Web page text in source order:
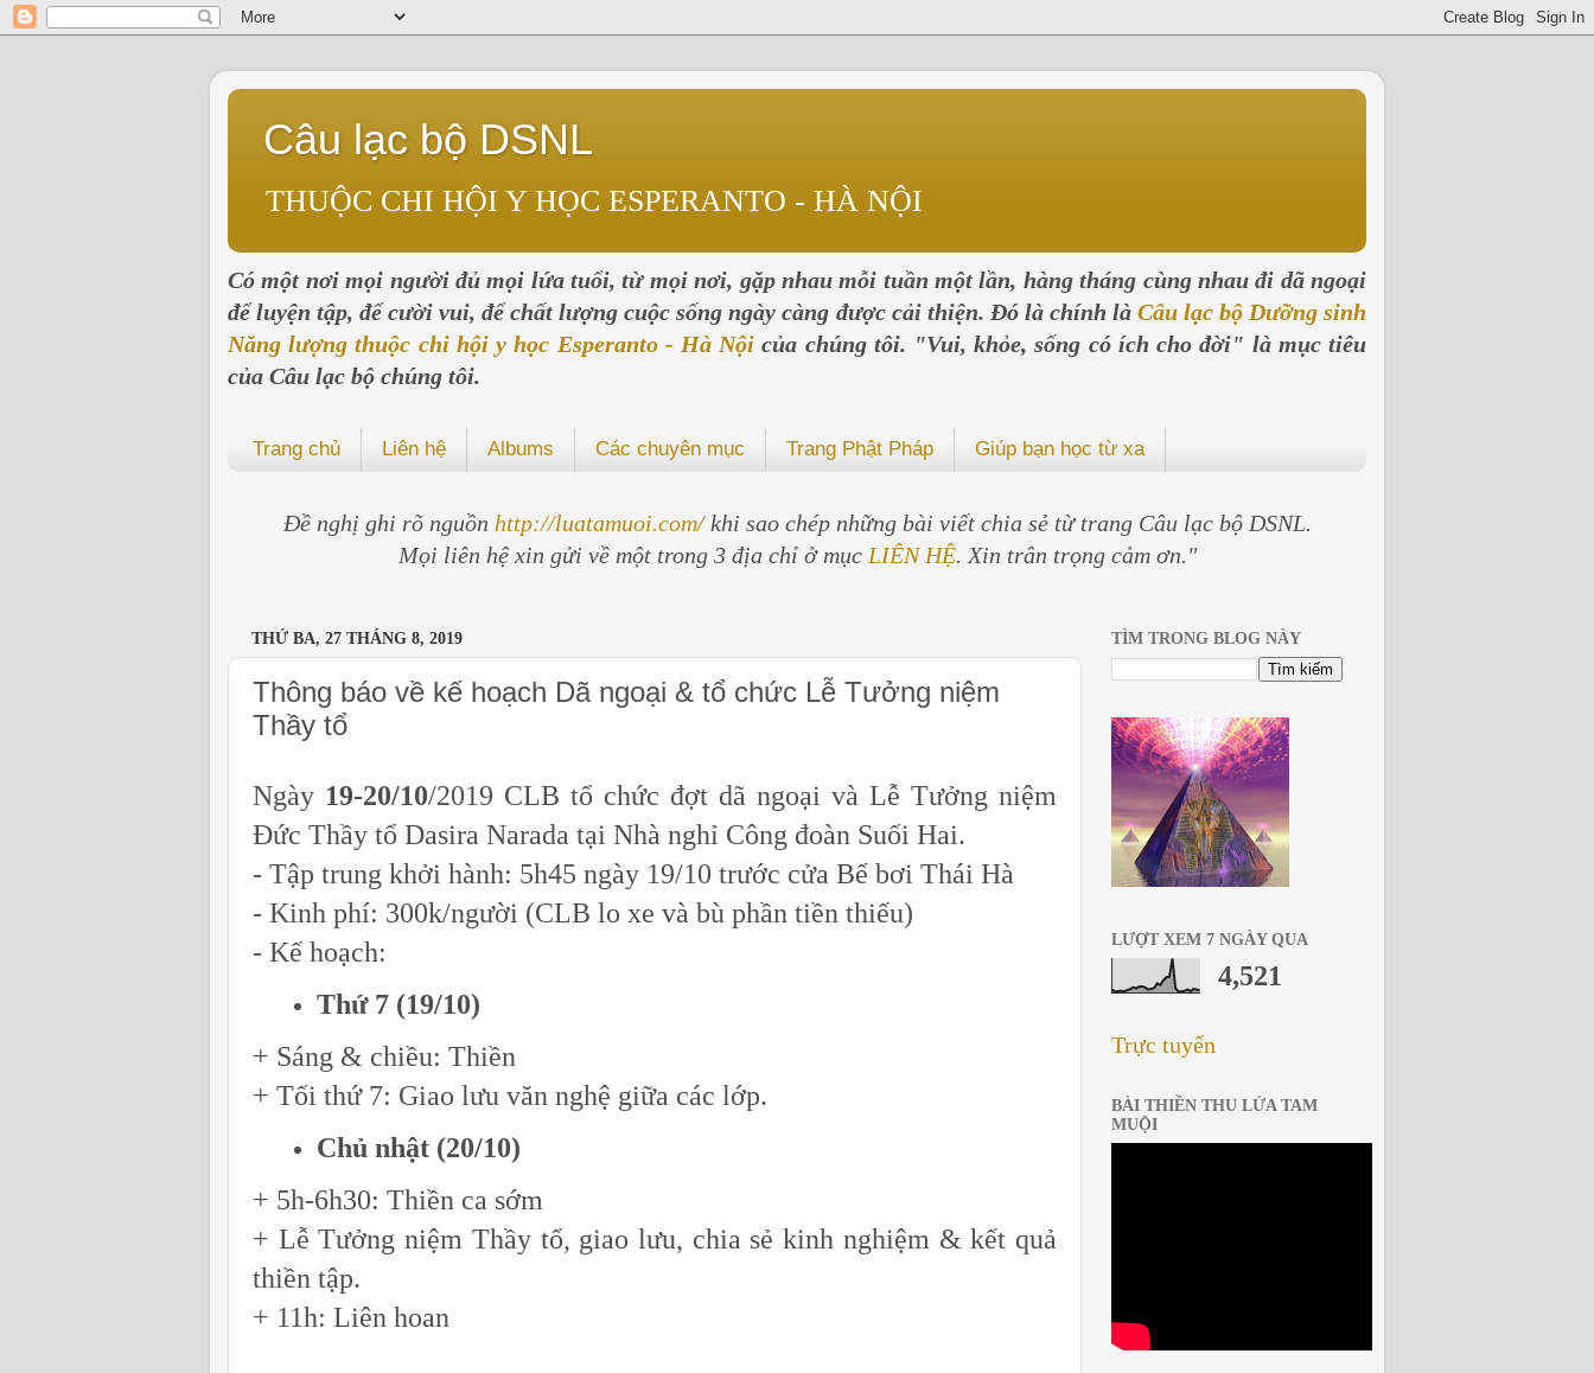
Câu lạc bộ DSNL
THUỘC CHI HỘI Y HỌC ESPERANTO - HÀ NỘI
Có một nơi mọi người đủ mọi lứa tuổi, từ mọi nơi, gặp nhau mỗi tuần một lần, hàng tháng cùng nhau đi dã ngoại
để luyện tập, để cười vui, để chất lượng cuộc sống ngày càng được cải thiện. Đó là chính là Câu lạc bộ Dưỡng sinh
Năng lượng thuộc chi hội y học Esperanto - Hà Nội của chúng tôi. "Vui, khỏe, sống có ích cho đời" là mục tiêu
của Câu lạc bộ chúng tôi.
Trang chủ Liên hệ Albums Các chuyên mục Trang Phật Pháp Giúp bạn học từ xa
Đề nghị ghi rõ nguồn http://luatamuoi.com/khi sao chép những bài viết chia sẻ từ trang Câu lạc bộ DSNL.
Mọi liên hệ xin gửi về một trong 3 địa chỉ ở mục LIÊN HỆ. Xin trân trọng cảm ơn."
THỨ BA, 27 THÁNG 8, 2019
Thông báo về kế hoạch Dã ngoại & tổ chức Lễ Tưởng niệm
Thầy tổ
Ngày 19-20/10/2019 CLB tổ chức đợt dã ngoại và Lễ Tưởng niệm
Đức Thầy tổ Dasira Narada tại Nhà nghỉ Công đoàn Suối Hai.
- Tập trung khởi hành: 5h45 ngày 19/10 trước cửa Bể bơi Thái Hà
- Kinh phí: 300k/người (CLB lo xe và bù phần tiền thiếu)
- Kế hoạch:
Thứ 7 (19/10)
+ Sáng & chiều: Thiền
+ Tối thứ 7: Giao lưu văn nghệ giữa các lớp.
Chủ nhật (20/10)
+ 5h-6h30: Thiền ca sớm
+ Lễ Tưởng niệm Thầy tổ, giao lưu, chia sẻ kinh nghiệm & kết quả
thiền tập.
+ 11h: Liên hoan
TÌM TRONG BLOG NÀY
LƯỢT XEM 7 NGÀY QUA
4,521
Trực tuyến
BÀI THIỀN THU LỬA TAM
MUỘI